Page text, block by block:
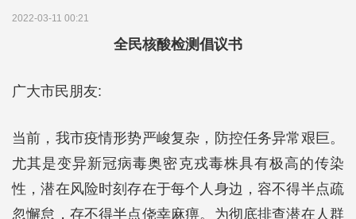
2022-03-11 00:21
全民核酸检测倡议书
广大市民朋友:
当前，我市疫情形势严峻复杂，防控任务异常艰巨。
尤其是变异新冠病毒奥密克戎毒株具有极高的传染
性，潜在风险时刻存在于每个人身边，容不得半点疏
忽懈怠，存不得半点侥幸麻痹。为彻底排查潜在人群